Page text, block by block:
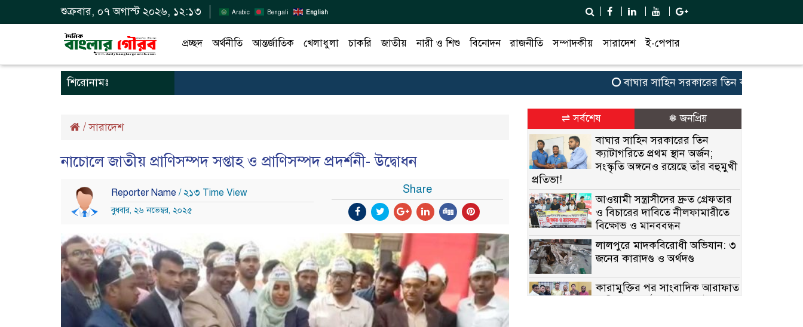
শুক্রবার, ০৭ অগাস্ট ২০২৬, ১২:১৩ Arabic Bengali English
প্রচ্ছদ অর্থনীতি আন্তর্জাতিক খেলাধুলা চাকরি জাতীয় নারী ও শিশু বিনোদন রাজনীতি সম্পাদকীয় সারাদেশ ই-পেপার
শিরোনামঃ বাঘার সাহিন সরকারের তিন ক্যাটাগরিতে প্রথম
/সারাদেশ
নাচোলে জাতীয় প্রাণিসম্পদ সপ্তাহ ও প্রাণিসম্পদ প্রদর্শনী- উদ্বোধন
Reporter Name / ২১৩ Time View
বুধবার, ২৬ নভেম্বর, ২০২৫
Share
⇌ সর্বশেষ ❅ জনপ্রিয়
বাঘার সাহিন সরকারের তিন
ক্যাটাগরিতে প্রথম স্থান অর্জন;
সংস্কৃতি অঙ্গনেও রয়েছে তাঁর বহুমুখী
প্রতিভা!
আওয়ামী সন্ত্রাসীদের দ্রুত গ্রেফতার
ও বিচারের দাবিতে নীলফামারীতে
বিক্ষোভ ও মানববন্ধন
লালপুরে মাদকবিরোধী অভিযান: ৩
জনের কারাদণ্ড ও অর্থদণ্ড
কারামুক্তির পর সাংবাদিক আরাফাত